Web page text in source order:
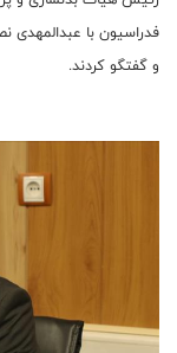
فدراسیون با عبدالمهدی
و گفتگو کردند.